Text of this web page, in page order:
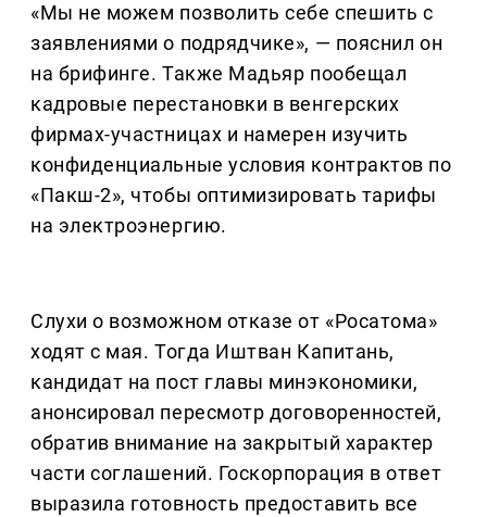
«Мы не можем позволить себе спешить с
заявлениями о подрядчике», — пояснил он
на брифинге. Также Мадьяр пообещал
кадровые перестановки в венгерских
фирмах-участницах и намерен изучить
конфиденциальные условия контрактов по
«Пакш-2», чтобы оптимизировать тарифы
на электроэнергию.
Слухи о возможном отказе от «Росатома»
ходят с мая. Тогда Иштван Капитань,
кандидат на пост главы минэкономики,
анонсировал пересмотр договоренностей,
обратив внимание на закрытый характер
части соглашений. Госкорпорация в ответ
выразила готовность предоставить все